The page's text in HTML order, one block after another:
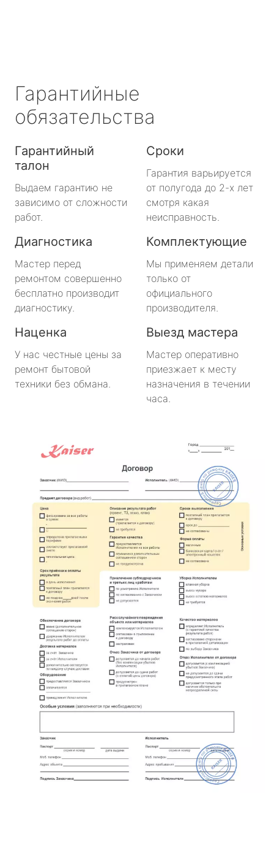
Гарантийные
обязательства
Гарантийный
талон
Выдаем гарантию не
зависимо от сложности
работ.
Сроки
Гарантия варьируется
от полугода до 2-х лет
смотря какая
неисправность.
Диагностика
Мастер перед
ремонтом совершенно
бесплатно производит
диагностику.
Комплектующие
Мы применяем детали
только от
официального
производителя.
Наценка
У нас честные цены за
ремонт бытовой
техники без обмана.
Выезд мастера
Мастер оперативно
приезжает к месту
назначения в течении
часа.